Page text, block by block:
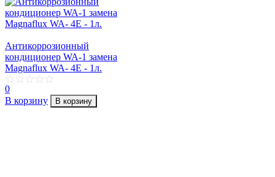
Антикоррозионный
кондиционер WA-1 замена
Magnaflux WA- 4E - 1л.
0
В корзину
В корзину